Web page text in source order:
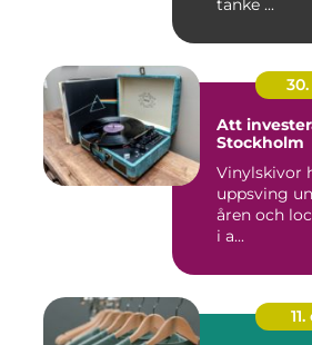
tanke ...
Att
Stockholm
Vinylskivor
uppsving
åren och
i a...